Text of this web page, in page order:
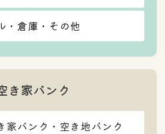
・倉庫・その他
き家バンク
家バンク・空き地バンク